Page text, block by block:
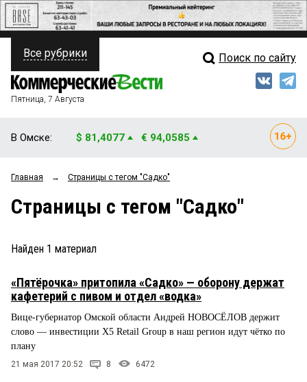
ПОЛИТИКА
ФИНАНСЫ
ОБЩЕСТВО
ЗАКОН
НОВОСТИ КОМПАНИЙ
СТИЛЬ ЖИЗНИ
Свежий выпуск
Рейтинги
Все рубрики Поиск по сайту
Пятница, 7 Августа
В Омске: $ 81,4077 € 94,0585
Главная → Страницы c тегом "Садко"
Страницы c тегом "Садко"
Найден 1 материал
«Пятёрочка» притопила «Садко» — оборону держат
кафетерий с пивом и отдел «водка»
Вице-губернатор Омской области Андрей НОВОСЁЛОВ держит
слово — инвестиции X5 Retail Group в наш регион идут чётко по
плану
21 мая 2017 20:52 8 6472